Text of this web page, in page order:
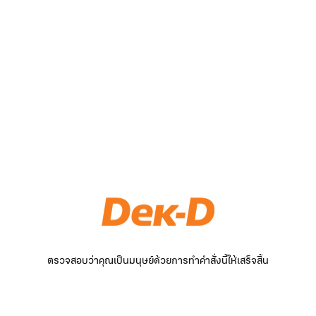
ตรวจสอบว่าคุณเป็นมนุษย์ด้วยการทำคำสั่งนี้ให้เสร็จสิ้น